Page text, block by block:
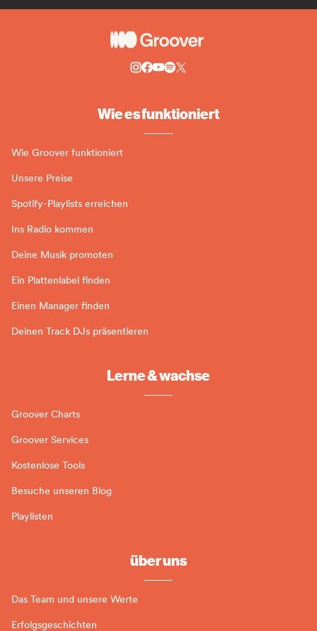
Wie es funktioniert
Wie Groover funktioniert
Unsere Preise
Spotify-Playlists erreichen
Ins Radio kommen
Deine Musik promoten
Ein Plattenlabel finden
Einen Manager finden
Deinen Track DJs präsentieren
Lerne & wachse
Groover Charts
Groover Services
Kostenlose Tools
Besuche unseren Blog
Playlisten
über uns
Das Team und unsere Werte
Erfolgsgeschichten